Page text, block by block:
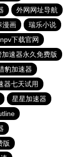
外网网址导航
漫画
瑞乐小说
下载官网
加速器永久免费版
豹加速器
器七天试用
星星加速器
版